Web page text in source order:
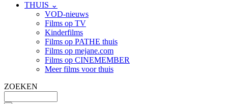
THUIS ⌄
VOD-nieuws
Films op TV
Kinderfilms
Films op PATHE thuis
Films op mejane.com
Films op CINEMEMBER
Meer films voor thuis
ZOEKEN